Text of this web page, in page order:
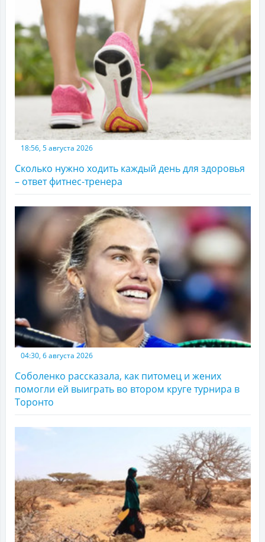
18:56, 5 августа 2026
Сколько нужно ходить каждый день для здоровья
– ответ фитнес-тренера
04:30, 6 августа 2026
Соболенко рассказала, как питомец и жених
помогли ей выиграть во втором круге турнира в
Торонто